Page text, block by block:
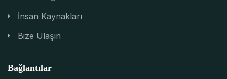
İnsan Kaynakları
Bize Ulaşın
Bağlantılar